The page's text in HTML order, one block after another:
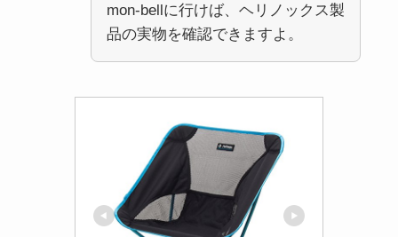
mon-bellに行けば、ヘリノックス製
品の実物を確認できますよ。